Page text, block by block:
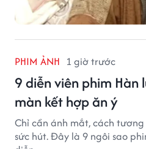
PHIM ẢNH 1 giờ trước
9 diễn viên phim
màn kết hợp ăn ý
Chỉ cần ánh mắt, cách
sức hút. Đây là 9 ngôi sao